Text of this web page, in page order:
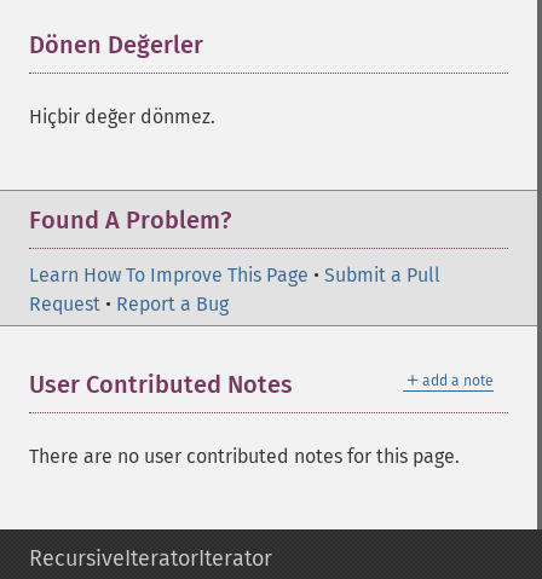
Dönen Değerler
Hiçbir değer dönmez.
Found A Problem?
Learn How To Improve This Page • Submit a Pull
Request • Report a Bug
＋ add a note
User Contributed Notes
There are no user contributed notes for this page.
RecursiveIteratorIterator